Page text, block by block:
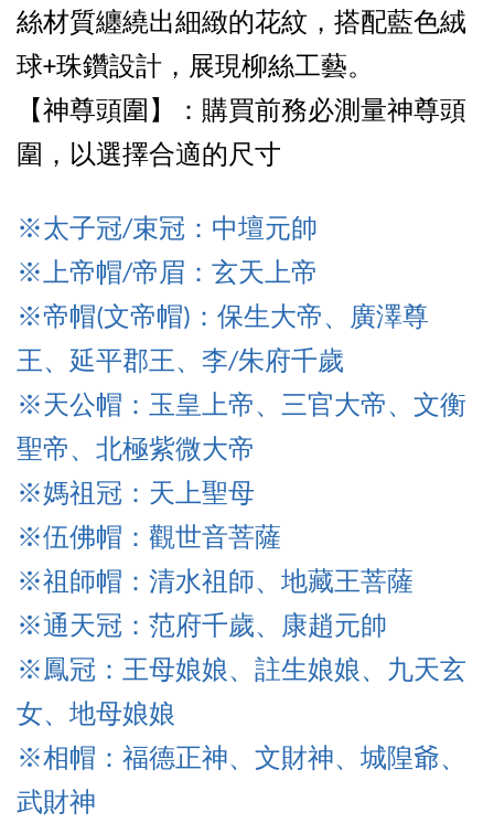
絲材質纏繞出細緻的花紋，搭配藍色絨
球+珠鑽設計，展現柳絲工藝。
【神尊頭圍】：購買前務必測量神尊頭
圍，以選擇合適的尺寸
※太子冠/束冠：中壇元帥
※上帝帽/帝眉：玄天上帝
※帝帽(文帝帽)：保生大帝、廣澤尊
王、延平郡王、李/朱府千歲
※天公帽：玉皇上帝、三官大帝、文衡
聖帝、北極紫微大帝
※媽祖冠：天上聖母
※伍佛帽 ：觀世音菩薩
※祖師帽 ：清水祖師、 地藏王菩薩
※通天冠 ：范府千歲、康趙元帥
※鳳冠：王母娘娘、註生娘娘、九天玄
女、地母娘娘
※相帽：福德正神、文財神、城隍爺、
武財神